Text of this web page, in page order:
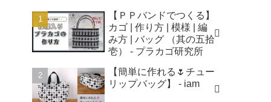
【ＰＰバンドでつくる】
カゴ | 作り方 | 模様 | 編
み方 | バッグ （其の五拾
壱） - プラカゴ研究所
【簡単に作れる🌷チュー
リップバッグ】 - iam